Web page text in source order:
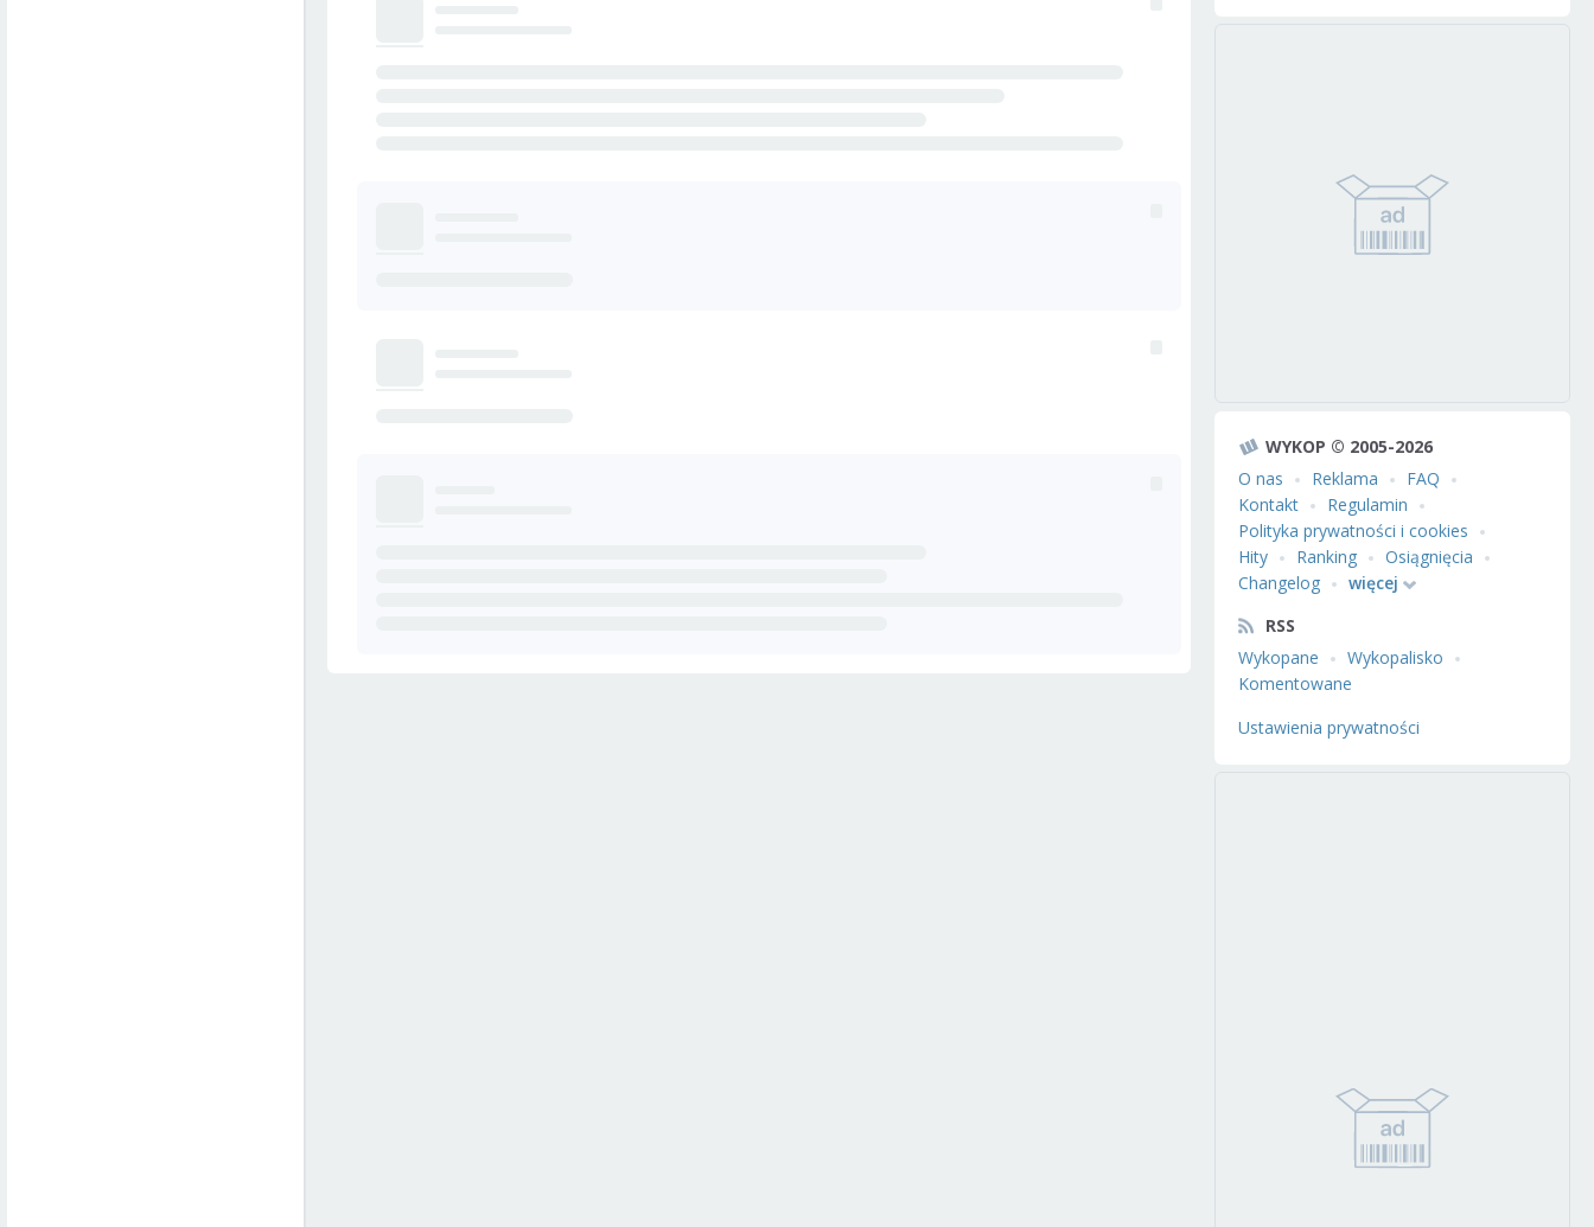
WYKOP © 2005-2026
O nas
Reklama
FAQ
Kontakt
Regulamin
Polityka prywatności i cookies
Hity
Ranking
Osiągnięcia
Changelog
więcej
RSS
Wykopane
Wykopalisko
Komentowane
Ustawienia prywatności